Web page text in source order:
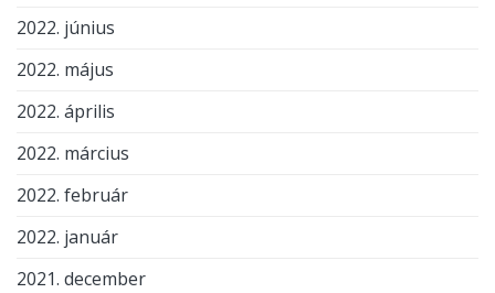
2022. június
2022. május
2022. április
2022. március
2022. február
2022. január
2021. december